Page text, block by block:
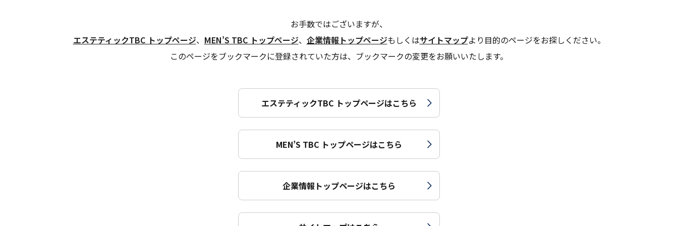
お手数ではございますが、
エステティックTBC トップページ、 MEN’S TBC トップページ、 企業情報トップページもしくはサイトマップより目的のページをお探しください。
このページをブックマークに登録されていた方は、ブックマークの変更をお願いいたします。
エステティックTBC トップページはこちら
MEN’S TBC トップページはこちら
企業情報トップページはこちら